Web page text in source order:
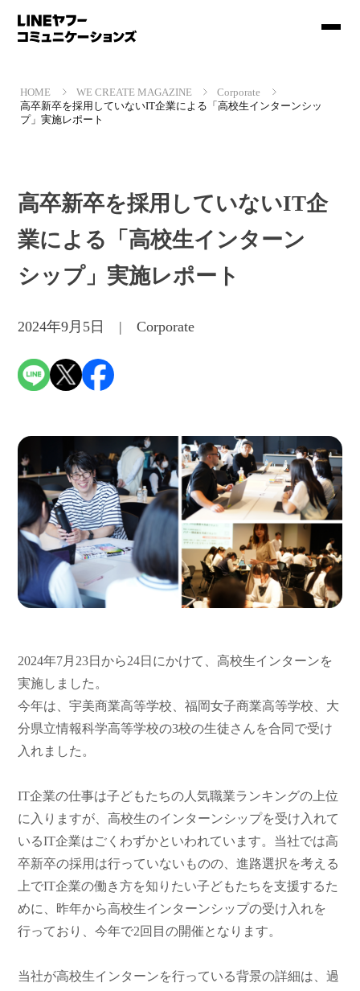
HOME WE CREATE MAGAZINE
Corporate
高卒新卒を採用していないIT企業による「高校生インターンシッ
プ」実施レポート
高卒新卒を採用していないIT企
業による「高校生インターン
シップ」実施レポート
2024年9月5日 | Corporate
2024年7月23日から24日にかけて、高校生インターンを
実施しました。
今年は、宇美商業高等学校、福岡女子商業高等学校、大
分県立情報科学高等学校の3校の生徒さんを合同で受け
入れました。
IT企業の仕事は子どもたちの人気職業ランキングの上位
に入りますが、高校生のインターンシップを受け入れて
いるIT企業はごくわずかといわれています。当社では高
卒新卒の採用は行っていないものの、進路選択を考える
上でIT企業の働き方を知りたい子どもたちを支援するた
めに、昨年から高校生インターンシップの受け入れを
行っており、今年で2回目の開催となります。
当社が高校生インターンを行っている背景の詳細は、過